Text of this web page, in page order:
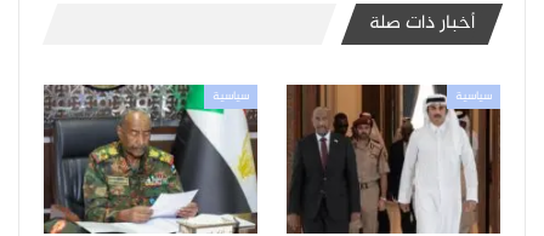
أخبار ذات صلة
سياسية سياسية